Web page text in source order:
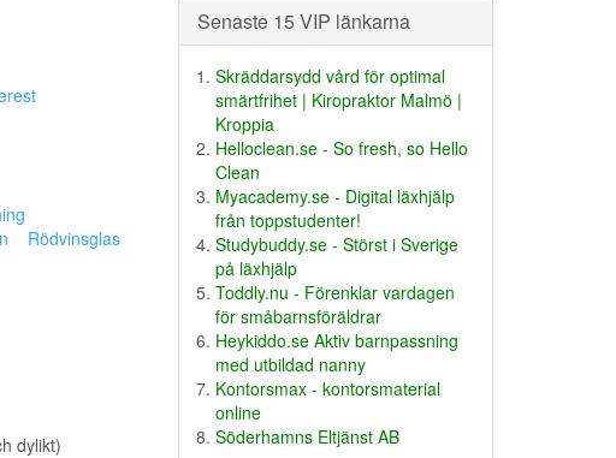
Rödvinsglas
dylikt)
Senaste 15 VIP länkarna
Skräddarsydd vård för optimal
smärtfrihet | Kiropraktor Malmö |
Kroppia
Helloclean.se - So fresh, so Hello
Clean
Myacademy.se - Digital läxhjälp
från toppstudenter!
Studybuddy.se - Störst i Sverige
på läxhjälp
Toddly.nu - Förenklar vardagen
för småbarnsföräldrar
Heykiddo.se Aktiv barnpassning
med utbildad nanny
Kontorsmax - kontorsmaterial
online
Söderhamns Eltjänst AB